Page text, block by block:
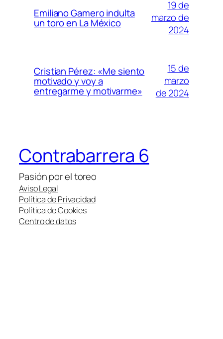
Emiliano Gamero indulta
un toro en La México
19 de
marzo de
2024
Cristian Pérez: «Me siento
motivado y voy a
entregarme y motivarme»
15 de
marzo
de 2024
Contrabarrera 6
Pasión por el toreo
Aviso Legal
Política de Privacidad
Política de Cookies
Centro de datos